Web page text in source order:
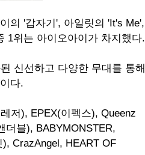
의 '갑자기', 아일릿의 'It's Me',
1위는 아이오아이가 차지했다.
신선하고 다양한 무대를 통해
다.
저), EPEX(이펙스), Queenz
더블), BABYMONSTER,
CrazAngel, HEART OF